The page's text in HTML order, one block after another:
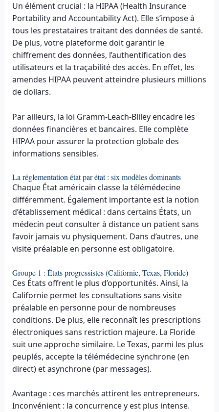
Un élément crucial : la HIPAA (Health Insurance
Portability and Accountability Act). Elle s’impose à
tous les prestataires traitant des données de santé.
De plus, votre plateforme doit garantir le
chiffrement des données, l’authentification des
utilisateurs et la traçabilité des accès. En effet, les
amendes HIPAA peuvent atteindre plusieurs millions
de dollars.
Par ailleurs, la loi Gramm-Leach-Bliley encadre les
données financières et bancaires. Elle complète
HIPAA pour assurer la protection globale des
informations sensibles.
La réglementation état par état : six modèles dominants
Chaque État américain classe la télémédecine
différemment. Également importante est la notion
d’établissement médical : dans certains États, un
médecin peut consulter à distance un patient sans
l’avoir jamais vu physiquement. Dans d’autres, une
visite préalable en personne est obligatoire.
Groupe 1 : États progressistes (Californie, Texas, Floride)
Ces États offrent le plus d’opportunités. Ainsi, la
Californie permet les consultations sans visite
préalable en personne pour de nombreuses
conditions. De plus, elle reconnaît les prescriptions
électroniques sans restriction majeure. La Floride
suit une approche similaire. Le Texas, parmi les plus
peuplés, accepte la télémédecine synchrone (en
direct) et asynchrone (par messages).
Avantage : ces marchés attirent les entrepreneurs.
Inconvénient : la concurrence y est plus intense.